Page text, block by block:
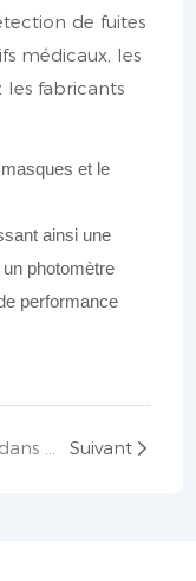
de fuites
médicaux, les
fabricants
ainsi une
photomètre
performance
Suivant